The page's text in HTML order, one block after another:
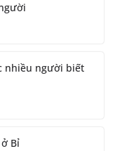
nhiều người biết
Bỉ